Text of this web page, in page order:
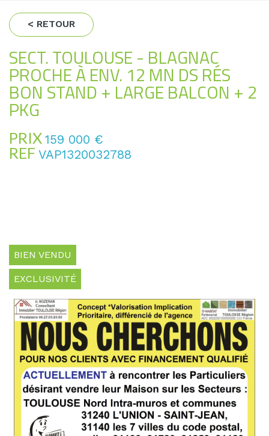
< RETOUR
SECT. TOULOUSE - BLAGNAC
PROCHE À ENV. 12 MN DS RÉS
BON STAND + LARGE BALCON + 2
PKG
PRIX 159 000 €
REF VAP1320032788
BIEN VENDU
EXCLUSIVITÉ